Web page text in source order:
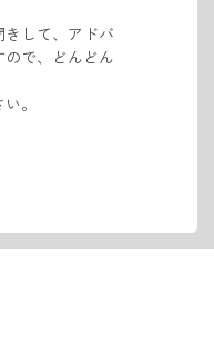
して、アドバ
で、
どんどん
。